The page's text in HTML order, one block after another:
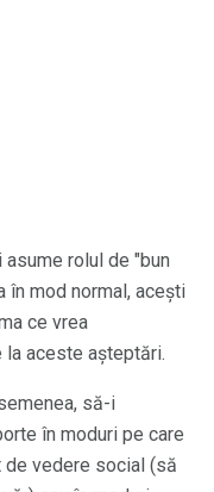
rolul de "bun
în mod normal, acești
ce vrea
aceste așteptări.
să-i
în moduri pe care
vedere social (să